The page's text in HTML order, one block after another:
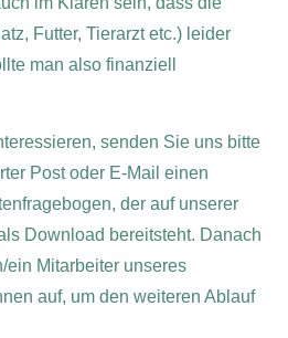
Futter, Tierarzt etc.) leider
man also finanziell
senden Sie uns bitte
Post oder E-Mail einen
der auf unserer
Download bereitsteht. Danach
ein Mitarbeiter unseres
auf, um den weiteren Ablauf